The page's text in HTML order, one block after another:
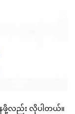
ေဖို့လည်း လိုပါတယ်။